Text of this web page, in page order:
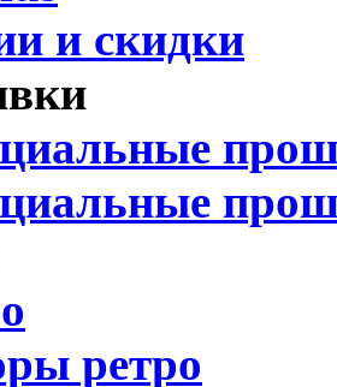
и скидки
ретро